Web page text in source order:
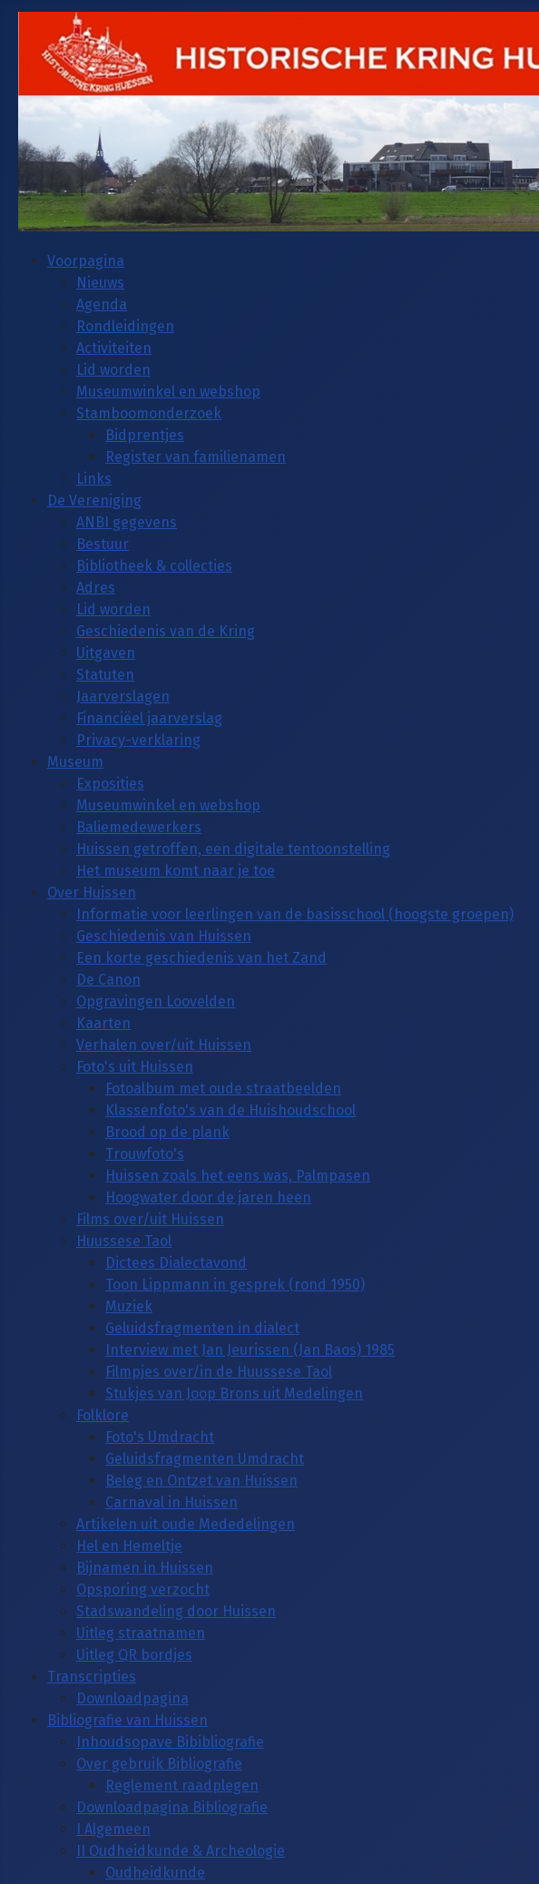
Voorpagina
Nieuws
Agenda
Rondleidingen
Activiteiten
Lid worden
Museumwinkel en webshop
Stamboomonderzoek
Bidprentjes
Register van familienamen
Links
De Vereniging
ANBI gegevens
Bestuur
Bibliotheek & collecties
Adres
Lid worden
Geschiedenis van de Kring
Uitgaven
Statuten
Jaarverslagen
Financiëel jaarverslag
Privacy-verklaring
Museum
Exposities
Museumwinkel en webshop
Baliemedewerkers
Huissen getroffen, een digitale tentoonstelling
Het museum komt naar je toe
Over Huissen
Informatie voor leerlingen van de basisschool (hoogste groepen)
Geschiedenis van Huissen
Een korte geschiedenis van het Zand
De Canon
Opgravingen Loovelden
Kaarten
Verhalen over/uit Huissen
Foto's uit Huissen
Fotoalbum met oude straatbeelden
Klassenfoto's van de Huishoudschool
Brood op de plank
Trouwfoto's
Huissen zoals het eens was, Palmpasen
Hoogwater door de jaren heen
Films over/uit Huissen
Huussese Taol
Dictees Dialectavond
Toon Lippmann in gesprek (rond 1950)
Muziek
Geluidsfragmenten in dialect
Interview met Jan Jeurissen (Jan Baos) 1985
Filmpjes over/in de Huussese Taol
Stukjes van Joop Brons uit Medelingen
Folklore
Foto's Umdracht
Geluidsfragmenten Umdracht
Beleg en Ontzet van Huissen
Carnaval in Huissen
Artikelen uit oude Mededelingen
Hel en Hemeltje
Bijnamen in Huissen
Opsporing verzocht
Stadswandeling door Huissen
Uitleg straatnamen
Uitleg QR bordjes
Transcripties
Downloadpagina
Bibliografie van Huissen
Inhoudsopave Bibibliografie
Over gebruik Bibliografie
Reglement raadplegen
Downloadpagina Bibliografie
I Algemeen
II Oudheidkunde & Archeologie
Oudheidkunde